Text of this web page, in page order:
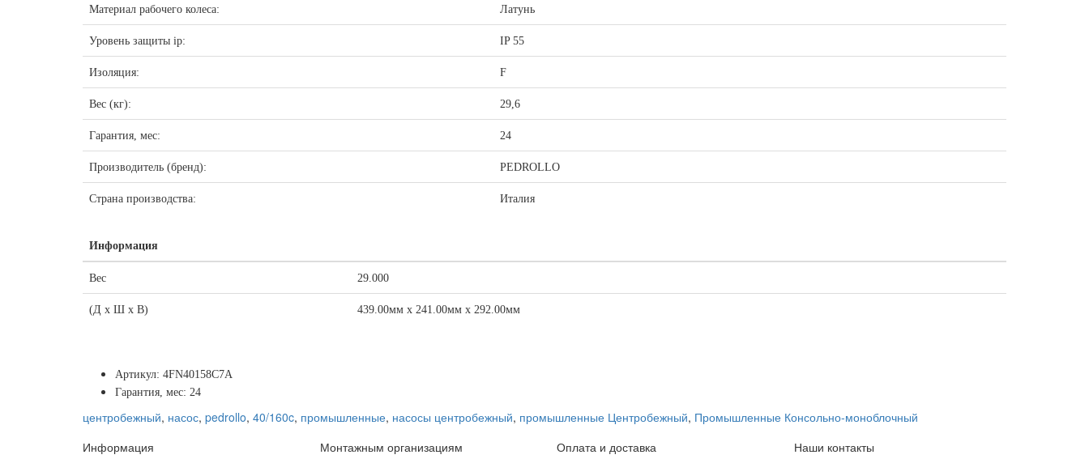
Материал рабочего колеса: Латунь
Уровень защиты ip: IP 55
Изоляция: F
Вес (кг): 29,6
Гарантия, мес: 24
Производитель (бренд): PEDROLLO
Страна производства: Италия
Информация
Вес 29.000
(Д х Ш х В) 439.00мм x 241.00мм x 292.00мм
Артикул: 4FN40158C7A
Гарантия, мес: 24
центробежный, насос, pedrollo, 40/160c, промышленные, насосы центробежный, промышленные Центробежный, Промышленные Консольно-моноблочный
Информация
Монтажным организациям Оплата и доставка Наши контакты